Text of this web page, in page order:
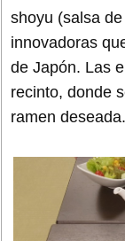
shoyu (salsa
innovadoras
de Japón. Las
recinto, donde
ramen deseada.